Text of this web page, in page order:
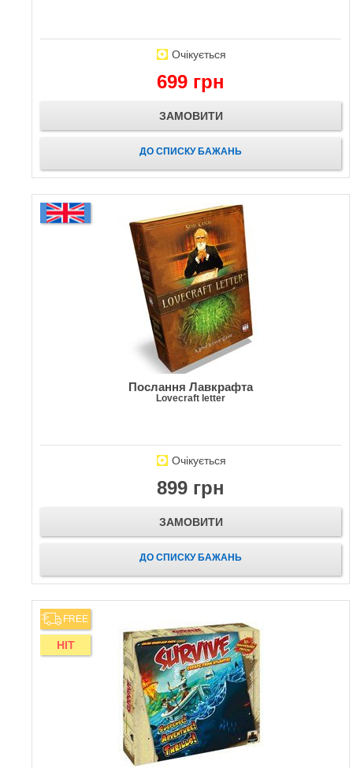
Очікується
699 грн
ЗАМОВИТИ
ДО СПИСКУ БАЖАНЬ
Послання Лавкрафта
Lovecraft letter
Очікується
899 грн
ЗАМОВИТИ
ДО СПИСКУ БАЖАНЬ
FREE
HIT